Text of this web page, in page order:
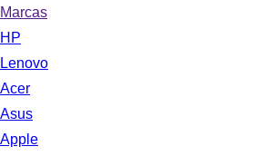
Marcas
HP
Lenovo
Acer
Asus
Apple